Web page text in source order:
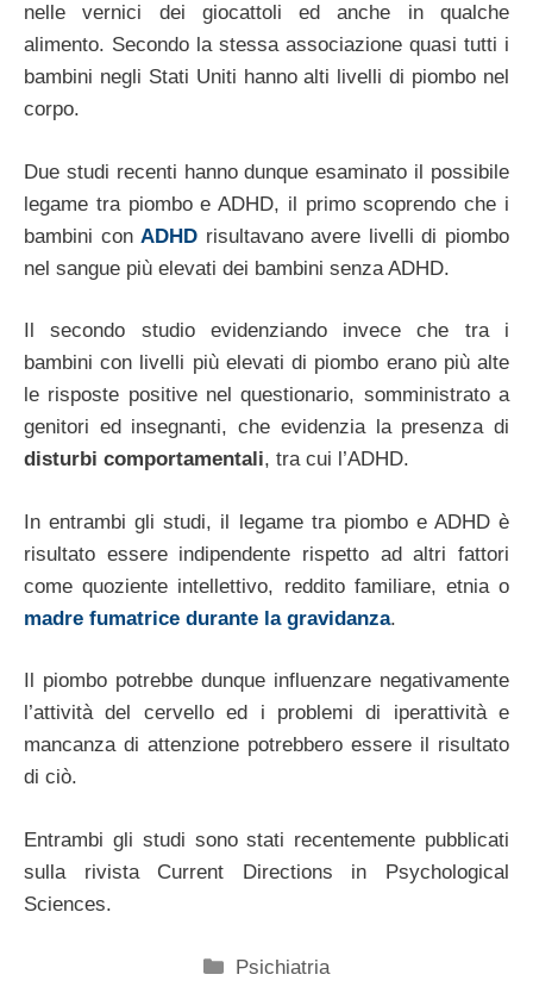
nelle vernici dei giocattoli ed anche in qualche
alimento. Secondo la stessa associazione quasi tutti i
bambini negli Stati Uniti hanno alti livelli di piombo nel
corpo.
Due studi recenti hanno dunque esaminato il possibile
legame tra piombo e ADHD, il primo scoprendo che i
bambini con ADHD risultavano avere livelli di piombo
nel sangue più elevati dei bambini senza ADHD.
Il secondo studio evidenziando invece che tra i
bambini con livelli più elevati di piombo erano più alte
le risposte positive nel questionario, somministrato a
genitori ed insegnanti, che evidenzia la presenza di
disturbi comportamentali, tra cui l’ADHD.
In entrambi gli studi, il legame tra piombo e ADHD è
risultato essere indipendente rispetto ad altri fattori
come quoziente intellettivo, reddito familiare, etnia o
madre fumatrice durante la gravidanza.
Il piombo potrebbe dunque influenzare negativamente
l’attività del cervello ed i problemi di iperattività e
mancanza di attenzione potrebbero essere il risultato
di ciò.
Entrambi gli studi sono stati recentemente pubblicati
sulla rivista Current Directions in Psychological
Sciences.
Categorie
Psichiatria